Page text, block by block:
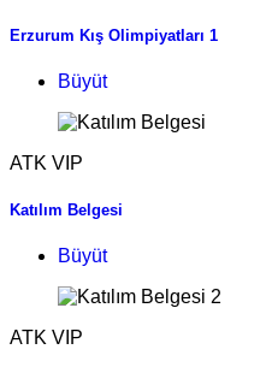
Erzurum Kış Olimpiyatları 1
Büyüt
ATK VIP
Katılım Belgesi
Büyüt
ATK VIP